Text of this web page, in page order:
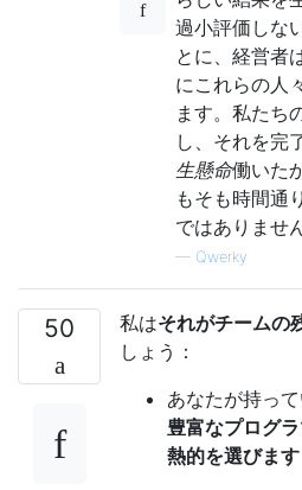
過小評価しな
とに、経営者
にこれらの人
ます。私たち
し、それを完
生懸命働いた
もそも時間通
ではありません
— Qwerky
50 私はそれがチームの
しょう：
あなたが持っ
豊富なプログ
熱的を選びます